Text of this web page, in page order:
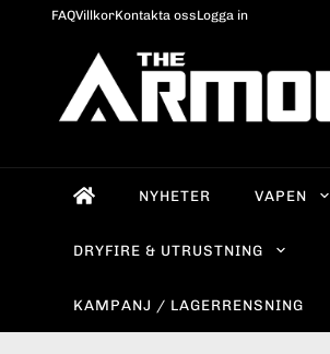
FAQVillkorKontakta ossLogga in
NYHETER VAPEN
DRYFIRE & UTRUSTNING
KAMPANJ / LAGERRENSNING